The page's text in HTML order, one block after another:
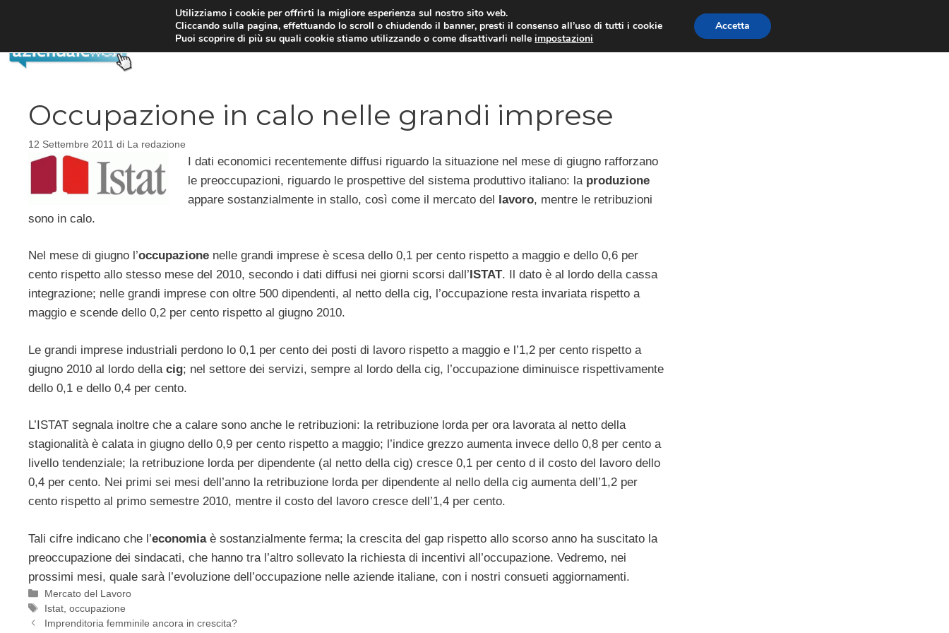
NEWS AZIENDE MERCATO DEL LAVORO
Occupazione in calo nelle grandi imprese
12 Settembre 2011 di La redazione
I dati economici recentemente diffusi riguardo la situazione nel mese di giugno rafforzano
le preoccupazioni, riguardo le prospettive del sistema produttivo italiano: la produzione
appare sostanzialmente in stallo, così come il mercato del lavoro, mentre le retribuzioni
sono in calo.
Nel mese di giugno l’occupazione nelle grandi imprese è scesa dello 0,1 per cento rispetto a maggio e dello 0,6 per
cento rispetto allo stesso mese del 2010, secondo i dati diffusi nei giorni scorsi dall’ ISTAT. Il dato è al lordo della cassa
integrazione; nelle grandi imprese con oltre 500 dipendenti, al netto della cig, l’occupazione resta invariata rispetto a
maggio e scende dello 0,2 per cento rispetto al giugno 2010.
Le grandi imprese industriali perdono lo 0,1 per cento dei posti di lavoro rispetto a maggio e l’1,2 per cento rispetto a
giugno 2010 al lordo della cig; nel settore dei servizi, sempre al lordo della cig, l’occupazione diminuisce rispettivamente
dello 0,1 e dello 0,4 per cento.
L’ISTAT segnala inoltre che a calare sono anche le retribuzioni: la retribuzione lorda per ora lavorata al netto della
stagionalità è calata in giugno dello 0,9 per cento rispetto a maggio; l’indice grezzo aumenta invece dello 0,8 per cento a
livello tendenziale; la retribuzione lorda per dipendente (al netto della cig) cresce 0,1 per cento d il costo del lavoro dello
0,4 per cento. Nei primi sei mesi dell’anno la retribuzione lorda per dipendente al nello della cig aumenta dell’1,2 per
cento rispetto al primo semestre 2010, mentre il costo del lavoro cresce dell’1,4 per cento.
Tali cifre indicano che l’economiaè sostanzialmente ferma; la crescita del gap rispetto allo scorso anno ha suscitato la
preoccupazione dei sindacati, che hanno tra l’altro sollevato la richiesta di incentivi all’occupazione. Vedremo, nei
prossimi mesi, quale sarà l’evoluzione dell’occupazione nelle aziende italiane, con i nostri consueti aggiornamenti.
Categorie
Mercato del Lavoro
Tag
Istat ,occupazione
Imprenditoria femminile ancora in crescita?
Utilizziamo i cookie per offrirti la migliore esperienza sul nostro sito web.
Cliccando sulla pagina, effettuando lo scroll o chiudendo il banner, presti il consenso all’uso di tutti i cookie
Puoi scoprire di più su quali cookie stiamo utilizzando o come disattivarli nelleimpostazioni
Accetta